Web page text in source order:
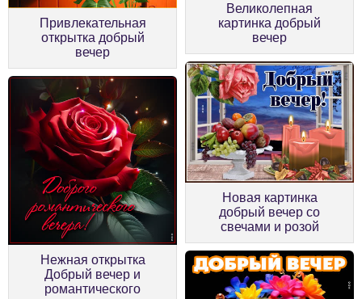
Привлекательная
открытка добрый
вечер
Великолепная
картинка добрый
вечер
Нежная открытка
Добрый вечер и
романтического
Новая картинка
добрый вечер со
свечами и розой